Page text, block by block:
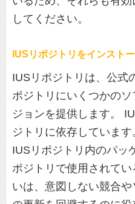
してください。
IUSリポジトリをインスト
IUSリポジトリは、公式
ポジトリにいくつかの
ジョンを提供します。
ジトリに依存しています
IUSリポジトリ内のパッ
ポジトリで使用されて
いは、意図しない競合